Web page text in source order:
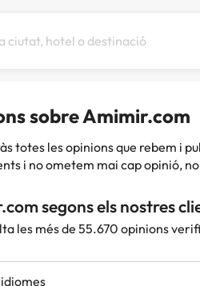
sobre Amimir.com
totes les opinions que rebem i
i no ometem mai cap opinió,
segons els nostres
les més de 55.670 opinions